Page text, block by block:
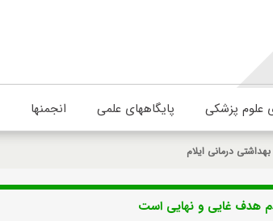
علوم پزشکی پایگاههای علمی انجمنها
درمانی ایلام
هدف غایی و نهایی است